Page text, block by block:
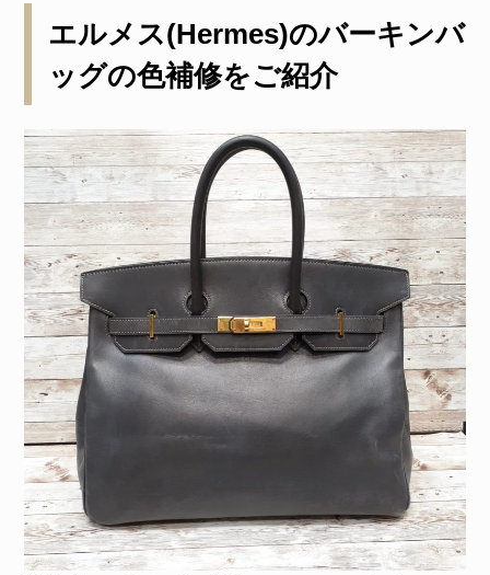
エルメス(Hermes)のバーキンバ
ッグの色補修をご紹介